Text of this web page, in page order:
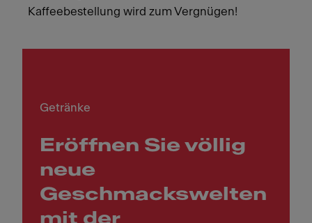
Kaffeebestellung wird zum Vergnügen!
Getränke
Eröffnen Sie völlig
neue
Geschmackswelten
mit der